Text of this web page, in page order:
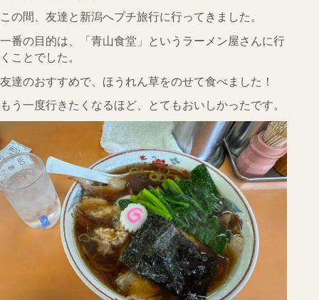
Q&A
採用
オーナー専用ページ
プライバシーポリシー
サイトマップ
この間、友達と新潟へプチ旅行に行ってきました。
一番の目的は、「青山食堂」というラーメン屋さんに行
くことでした。
友達のおすすめで、ほうれん草をのせて食べました！
もう一度行きたくなるほど、とてもおいしかったです。